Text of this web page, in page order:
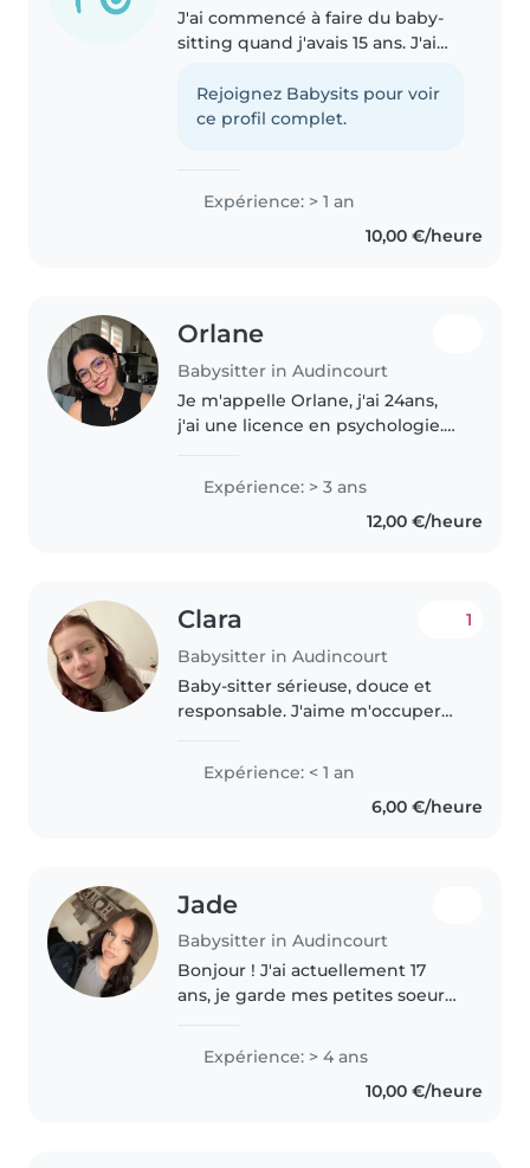
J'ai commencé à faire du baby-
sitting quand j'avais 15 ans. J'ai
ami et les enfants de mes
voisins. Pendant mon temps
Rejoignez Babysits pour voir
ce profil complet.
Expérience: > 1 an
10,00 €/heure
Orlane
Babysitter in Audincourt
Je m'appelle Orlane, j'ai 24ans,
j'ai une licence en psychologie.
école maternelle. Je travaille
dans l'optique d'obtenir mon
Expérience: > 3 ans
12,00 €/heure
Clara
Babysitter in Audincourt
1
Baby-sitter sérieuse, douce et
responsable. J'aime m'occuper
veiller à leur sécurité. Formée
aux premiers secours, à..
Expérience: < 1 an
6,00 €/heure
Jade
Babysitter in Audincourt
Bonjour ! J'ai actuellement 17
ans, je garde mes petites soeurs
ans, et 11 ans, depuis mes 13 ans,
je suis responsable, et capable
Expérience: > 4 ans
10,00 €/heure